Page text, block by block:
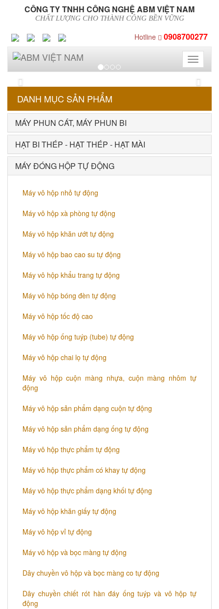
CÔNG TY TNHH CÔNG NGHỆ ABM VIỆT NAM
CHẤT LƯỢNG CHO THÀNH CÔNG BỀN VỮNG
Hotline 0908700277
Toggle
Previous Next
DANH MỤC SẢN PHẨM
MÁY PHUN CÁT, MÁY PHUN BI
HẠT BI THÉP - HẠT THÉP - HẠT MÀI
MÁY ĐÓNG HỘP TỰ ĐỘNG
Máy vô hộp nhỏ tự động
Máy vô hộp xà phòng tự động
Máy vô hộp khăn ướt tự động
Máy vô hộp bao cao su tự động
Máy vô hộp khẩu trang tự động
Máy vô hộp bóng đèn tự động
Máy vô hộp tốc độ cao
Máy vô hộp ống tuýp (tube) tự động
Máy vô hộp chai lọ tự động
Máy vô hộp cuộn màng nhựa, cuộn màng nhôm tự
động
Máy vô hộp sản phẩm dạng cuộn tự động
Máy vô hộp sản phẩm dạng ống tự động
Máy vô hộp thực phẩm tự động
Máy vô hộp thực phẩm có khay tự động
Máy vô hộp thực phẩm dạng khối tự động
Máy vô hộp khăn giấy tự động
Máy vô hộp vỉ tự động
Máy vô hộp và bọc màng tự động
Dây chuyền vô hộp và bọc màng co tự động
Dây chuyền chiết rót hàn đáy ống tuýp và vô hộp tự
động